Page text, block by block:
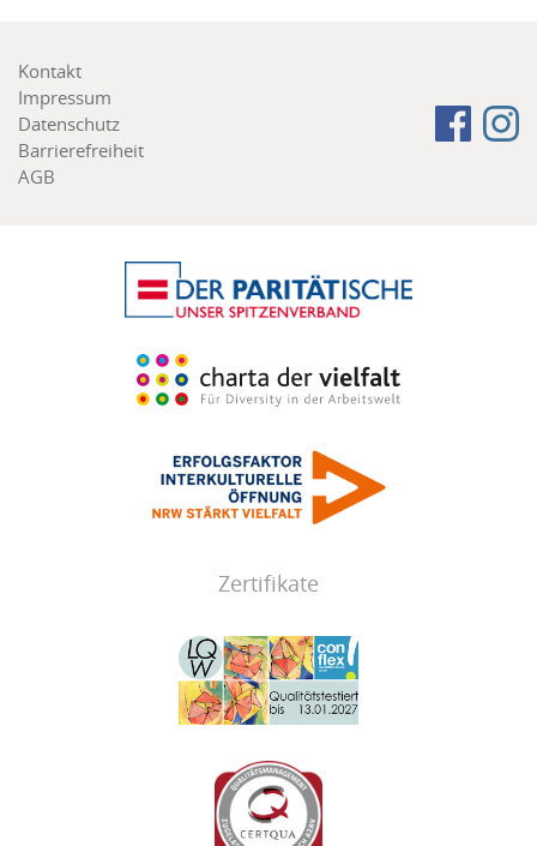
Footer
menu
Kontakt
Impressum
Datenschutz
Barrierefreiheit
AGB
Follow
us
Zertifikate